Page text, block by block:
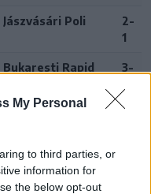
My Personal
to third parties, or
information for
the below opt-out
Jászvásári Poli
2-
1
Bukaresti Rapid
3-
Jászvásári Poli
Bukaresti Dinamo